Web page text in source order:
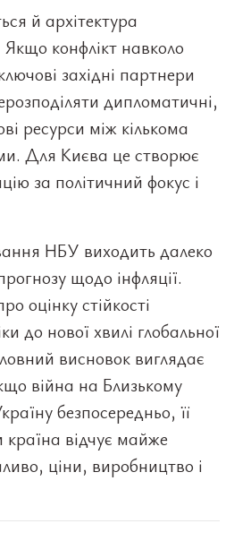
й архітектура
конфлікт навколо
західні партнери
дипломатичні,
ресурси між кількома
Для Києва це створює
за політичний фокус і
НБУ виходить далеко
щодо інфляції.
оцінку стійкості
до нової хвилі глобальної
висновок виглядає
війна на Близькому
безпосередньо, її
країна відчує майже
ціни, виробництво і